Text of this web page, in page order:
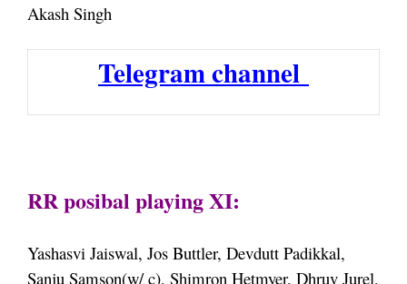
Akash Singh
Telegram channel
RR posibal playing XI:
Yashasvi Jaiswal, Jos Buttler, Devdutt Padikkal,
Sanju Samson(w/ c), Shimron Hetmyer, Dhruv Jurel,